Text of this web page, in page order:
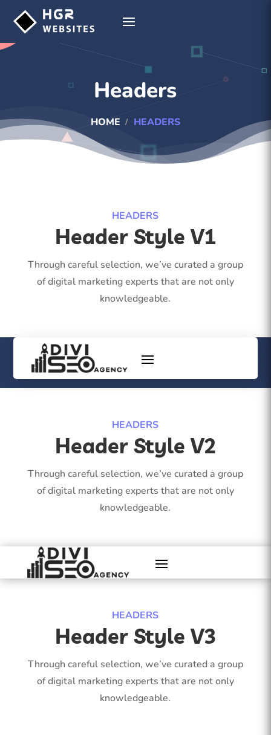
Headers
HOME HEADERS
HEADERS
Header Style V1
Through careful selection, we’ve curated a group
of digital marketing experts that are not only
knowledgeable.
HEADERS
Header Style V2
Through careful selection, we’ve curated a group
of digital marketing experts that are not only
knowledgeable.
HEADERS
Header Style V3
Through careful selection, we’ve curated a group
of digital marketing experts that are not only
knowledgeable.